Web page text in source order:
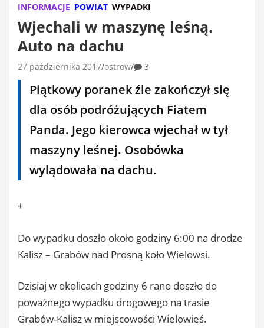
INFORMACJE POWIAT WYPADKI
Wjechali w maszynę leśną.
Auto na dachu
27 października 2017 ostrow 3
Piątkowy poranek źle zakończył się
dla osób podróżujących Fiatem
Panda. Jego kierowca wjechał w tył
maszyny leśnej. Osobówka
wylądowała na dachu.
+
Do wypadku doszło około godziny 6:00 na drodze
Kalisz – Grabów nad Prosną koło Wielowsi.
Dzisiaj w okolicach godziny 6 rano doszło do
poważnego wypadku drogowego na trasie
Grabów-Kalisz w miejscowości Wielowieś.